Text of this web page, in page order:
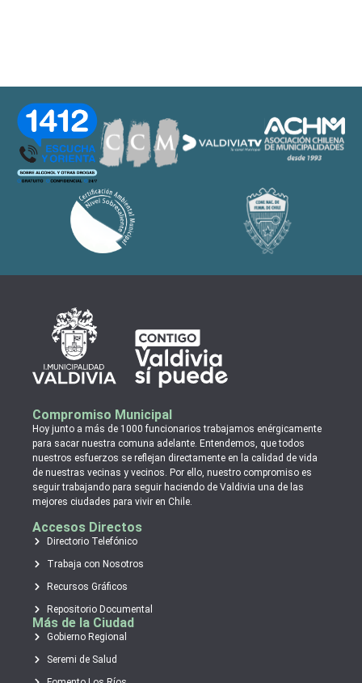
Compromiso Municipal
Hoy junto a más de 1000 funcionarios trabajamos enérgicamente
para sacar nuestra comuna adelante. Entendemos, que todos
nuestros esfuerzos se reflejan directamente en la calidad de vida
de nuestras vecinas y vecinos. Por ello, nuestro compromiso es
seguir trabajando para seguir haciendo de Valdivia una de las
mejores ciudades para vivir en Chile.
Accesos Directos
Directorio Telefónico
Trabaja con Nosotros
Recursos Gráficos
Repositorio Documental
Más de la Ciudad
Gobierno Regional
Seremi de Salud